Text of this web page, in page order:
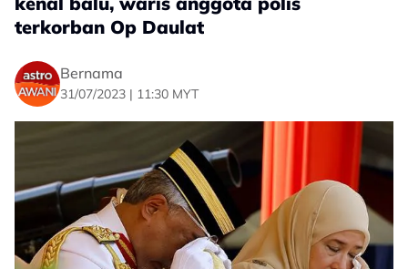
terkorban Op Daulat
Bernama
31/07/2023 | 11:30 MYT